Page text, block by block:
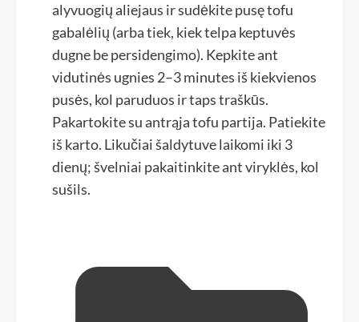
alyvuogių aliejaus ir sudėkite pusę tofu
gabalėlių (arba tiek, kiek telpa keptuvės
dugne be persidengimo). Kepkite ant
vidutinės ugnies 2–3 minutes iš kiekvienos
pusės, kol paruduos ir taps traškūs.
Pakartokite su antrąja tofu partija. Patiekite
iš karto. Likučiai šaldytuve laikomi iki 3
dienų; švelniai pakaitinkite ant viryklės, kol
sušils.